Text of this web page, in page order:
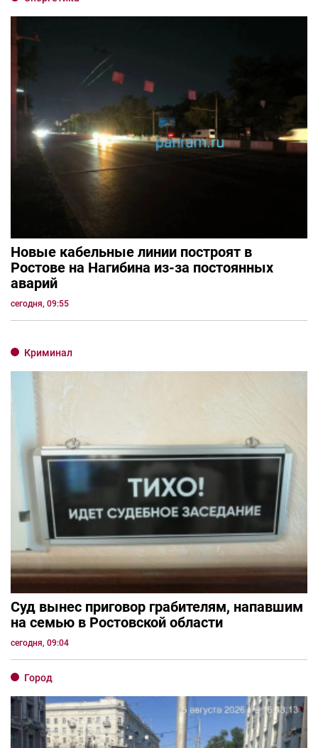
Новые кабельные линии построят в
Ростове на Нагибина из-за постоянных
аварий
сегодня, 09:55
Криминал
Суд вынес приговор грабителям, напавшим
на семью в Ростовской области
сегодня, 09:04
Город